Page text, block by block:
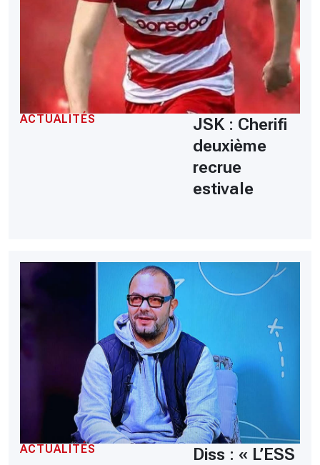
ACTUALITÉS
JSK : Cherifi
deuxième
recrue
estivale
ACTUALITÉS
Diss : « L’ESS